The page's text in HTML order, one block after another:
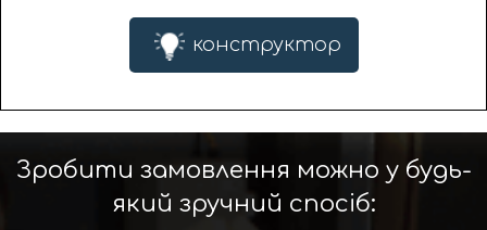
конструктор
Зробити замовлення можно у будь-
який зручний спосіб: